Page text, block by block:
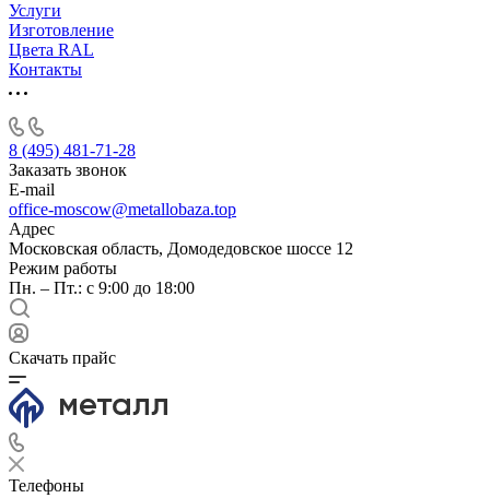
Услуги
Изготовление
Цвета RAL
Контакты
8 (495) 481-71-28
Заказать звонок
E-mail
office-moscow@metallobaza.top
Адрес
Московская область, Домодедовское шоссе 12
Режим работы
Пн. – Пт.: с 9:00 до 18:00
Скачать прайс
Телефоны